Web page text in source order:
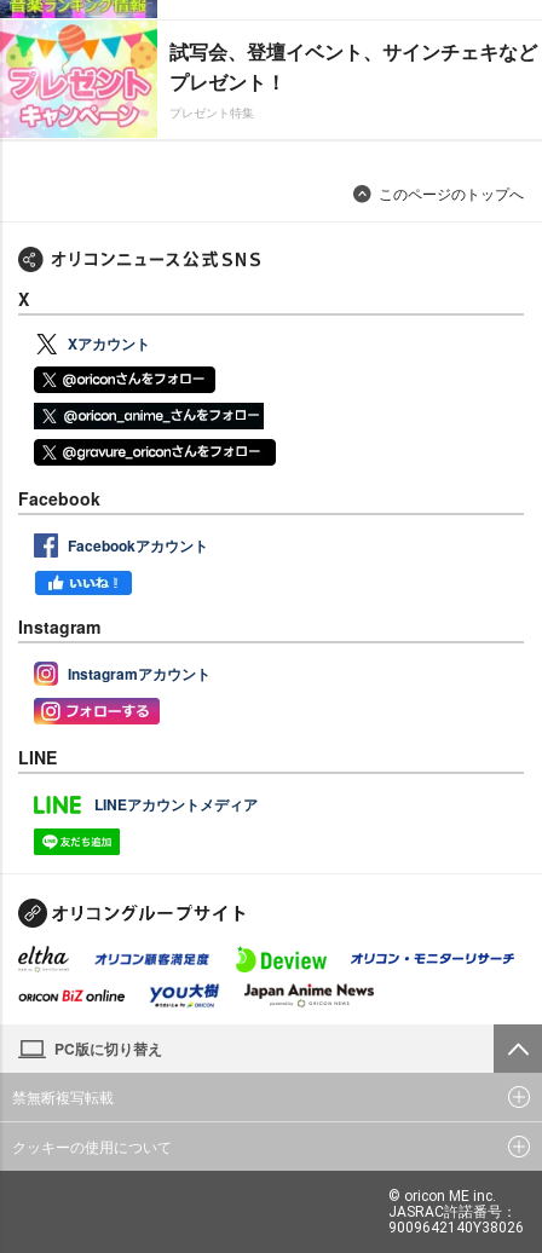
試写会、登壇イベント、サインチェキなど
プレゼント！
プレゼント特集
このページのトップへ
X
Xアカウント
Facebook
Facebookアカウント
Instagram
Instagramアカウント
LINE
LINEアカウントメディア
PC版に切り替え
禁無断複写転載
クッキーの使用について
© oricon ME inc.
JASRAC許諾番号：
9009642140Y38026